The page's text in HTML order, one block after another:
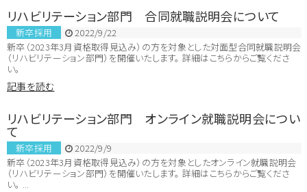
リハビリテーション部門 合同就職説明会について
新卒採用
2022/9/22
新卒（2023年3月資格取得見込み）の方を対象とした対面型合同就職説明会
（リハビリテーション部門）を開催いたします。 詳細はこちらからご覧くださ
い。
記事を読む
リハビリテーション部門 オンライン就職説明会につい
て
新卒採用
2022/9/9
新卒（2023年3月資格取得見込み）の方を対象としたオンライン就職説明会
（リハビリテーション部門）を開催いたします。 詳細はこちらからご覧くださ
い。 ...